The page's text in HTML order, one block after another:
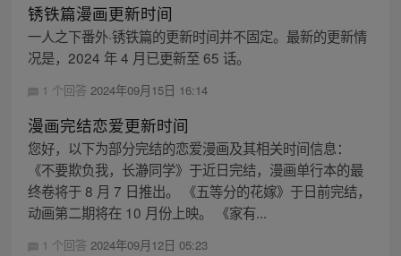
锈铁篇漫画更新时间
一人之下番外·锈铁篇的更新时间并不固定。最新的更新情
况是，2024 年 4 月已更新至 65 话。
1 个回答 2024年09月15日 16:14
漫画完结恋爱更新时间
您好，以下为部分完结的恋爱漫画及其相关时间信息：
《不要欺负我，长瀞同学》于近日完结，漫画单行本的最
终卷将于 8 月 7 日推出。 《五等分的花嫁》于日前完结，
动画第二期将在 10 月份上映。 《家有...
1 个回答 2024年09月12日 05:23